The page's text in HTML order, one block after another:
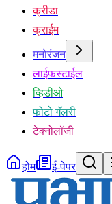
क्रीडा
क्राईम
मनोरंजन
लाईफस्टाईल
व्हिडीओ
फोटो गॅलरी
टेक्नोलॉजी
होम ई-पेपर